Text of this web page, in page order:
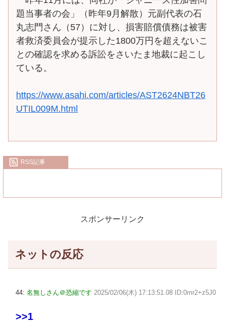
題当事者の会」（昨年9月解散）元副代表の石
丸志門さん（57）に対し、損害賠償債務は被害
者救済委員会が提示した1800万円を超えないこ
との確認を求める訴訟をさいたま地裁に起こし
ている。
https://www.asahi.com/articles/AST2624NBT26
UTIL009M.html
RSS記事
スポンサーリンク
ネットの反応
44: 名無しさん＠恐縮です 2025/02/06(木) 17:13:51.08 ID:0mr2+z5J0
>>1